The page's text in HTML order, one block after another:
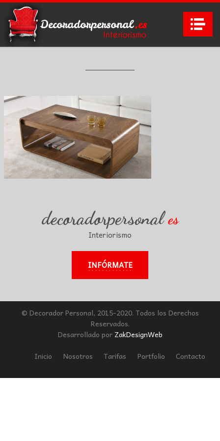
decoradorpersonales
Interiorismo
INFÓRMATE
© Decorador Personal, 2015-2020. Todos los Derechos
Reservados.
Desarrollado por ZakDesignWeb
Inicio Nosotros Tarifas Portfolio Contacto